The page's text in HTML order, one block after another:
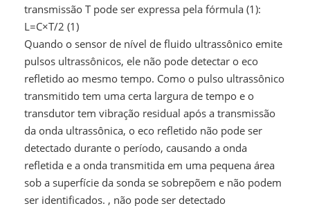
transmissão T pode ser expressa pela fórmula (1):
L=C×T/2 (1)
Quando o sensor de nível de fluido ultrassônico emite
pulsos ultrassônicos, ele não pode detectar o eco
refletido ao mesmo tempo. Como o pulso ultrassônico
transmitido tem uma certa largura de tempo e o
transdutor tem vibração residual após a transmissão
da onda ultrassônica, o eco refletido não pode ser
detectado durante o período, causando a onda
refletida e a onda transmitida em uma pequena área
sob a superfície da sonda se sobrepõem e não podem
ser identificados. , não pode ser detectado